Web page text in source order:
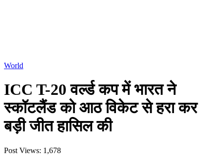
World
ICC T-20 वर्ल्ड कप में भारत ने
स्कॉटलैंड को आठ विकेट से हरा कर
बड़ी जीत हासिल की
Post Views: 1,678